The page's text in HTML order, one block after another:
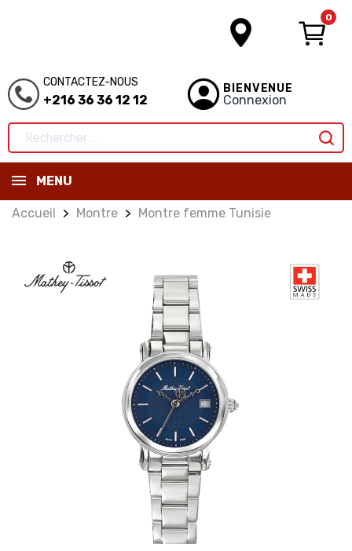
0
CONTACTEZ-NOUS
+216 36 36 12 12
BIENVENUE
Connexion
MENU
Accueil Montre Montre femme Tunisie